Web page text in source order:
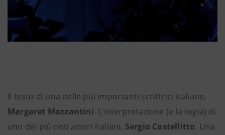
Il testo di una delle più importanti scrittrici italiane,
Margaret Mazzantini. L’interpretazione (e la regia) di
uno dei più noti attori italiani, Sergio Castellitto. Una